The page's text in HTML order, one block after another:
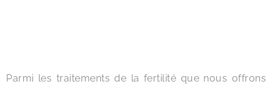
Parmi les traitements de la fertilité que nous offrons